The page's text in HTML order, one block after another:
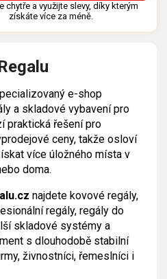
chytře a využijte slevy, díky kterým
získáte více za méně.
e-shop
a skladové vybavení pro
praktická řešení pro
ceny, takže osloví
více úložného místa v
doma.
najdete kovové regály,
regály, regály do
skladové systémy a
s dlouhodobě stabilní
živnostníci, řemeslníci i